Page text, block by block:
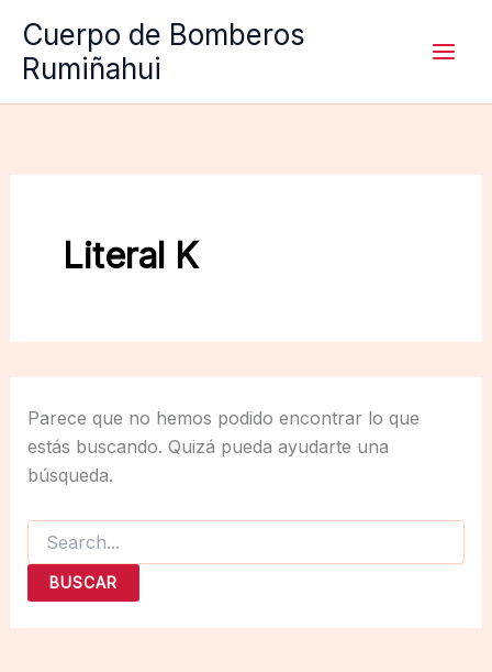
contenido
Cuerpo de Bomberos
Rumiñahui
Literal K
Parece que no hemos podido encontrar lo que
estás buscando. Quizá pueda ayudarte una
búsqueda.
Buscar
por: